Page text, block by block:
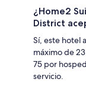
¿Home2
District
Sí, este hotel
máximo de
75 por
servicio.